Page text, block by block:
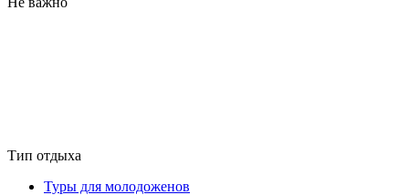
Тип отдыха
Туры для молодоженов